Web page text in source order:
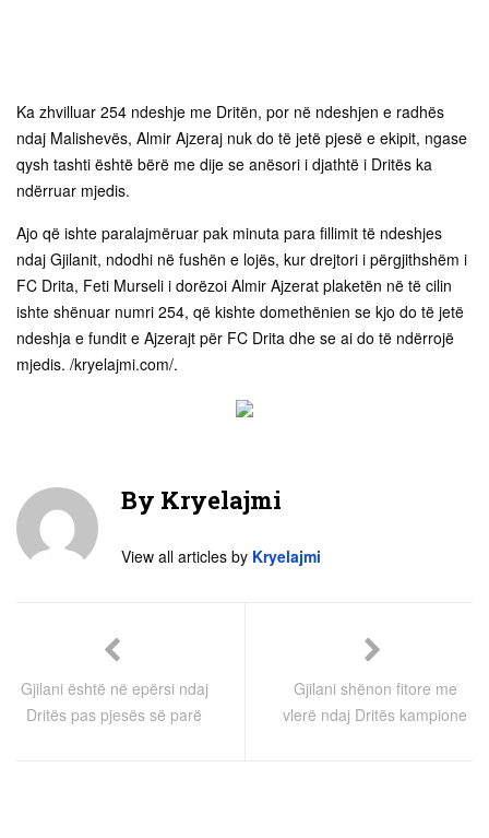
Ka zhvilluar 254 ndeshje me Dritën, por në ndeshjen e radhës
ndaj Malishevës, Almir Ajzeraj nuk do të jetë pjesë e ekipit, ngase
qysh tashti është bërë me dije se anësori i djathtë i Dritës ka
ndërruar mjedis.
Ajo që ishte paralajmëruar pak minuta para fillimit të ndeshjes
ndaj Gjilanit, ndodhi në fushën e lojës, kur drejtori i përgjithshëm i
FC Drita, Feti Murseli i dorëzoi Almir Ajzerat plaketën në të cilin
ishte shënuar numri 254, që kishte domethënien se kjo do të jetë
ndeshja e fundit e Ajzerajt për FC Drita dhe se ai do të ndërrojë
mjedis. /kryelajmi.com/.
By Kryelajmi
View all articles by Kryelajmi
Gjilani është në epërsi ndaj
Dritës pas pjesës së parë
Gjilani shënon fitore me
vlerë ndaj Dritës kampione